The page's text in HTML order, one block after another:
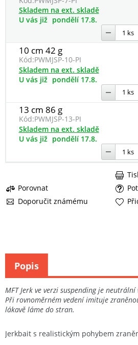
Skladem na ext. skladě
U vás již pondělí 17.8.
10 cm 42 g
Kód:PWMJSP-10-PI
Skladem na ext. skladě
U vás již pondělí 17.8.
13 cm 86 g
Kód:PWMJSP-13-PI
Skladem na ext. skladě
U vás již pondělí 17.8.
Porovnat
Doporučit známému
MFT Jerk ve verzi suspending je
Při rovnoměrném vedení imituje
lákavě láme do stran.
Jerkbait s realistickým pohybem
Popis